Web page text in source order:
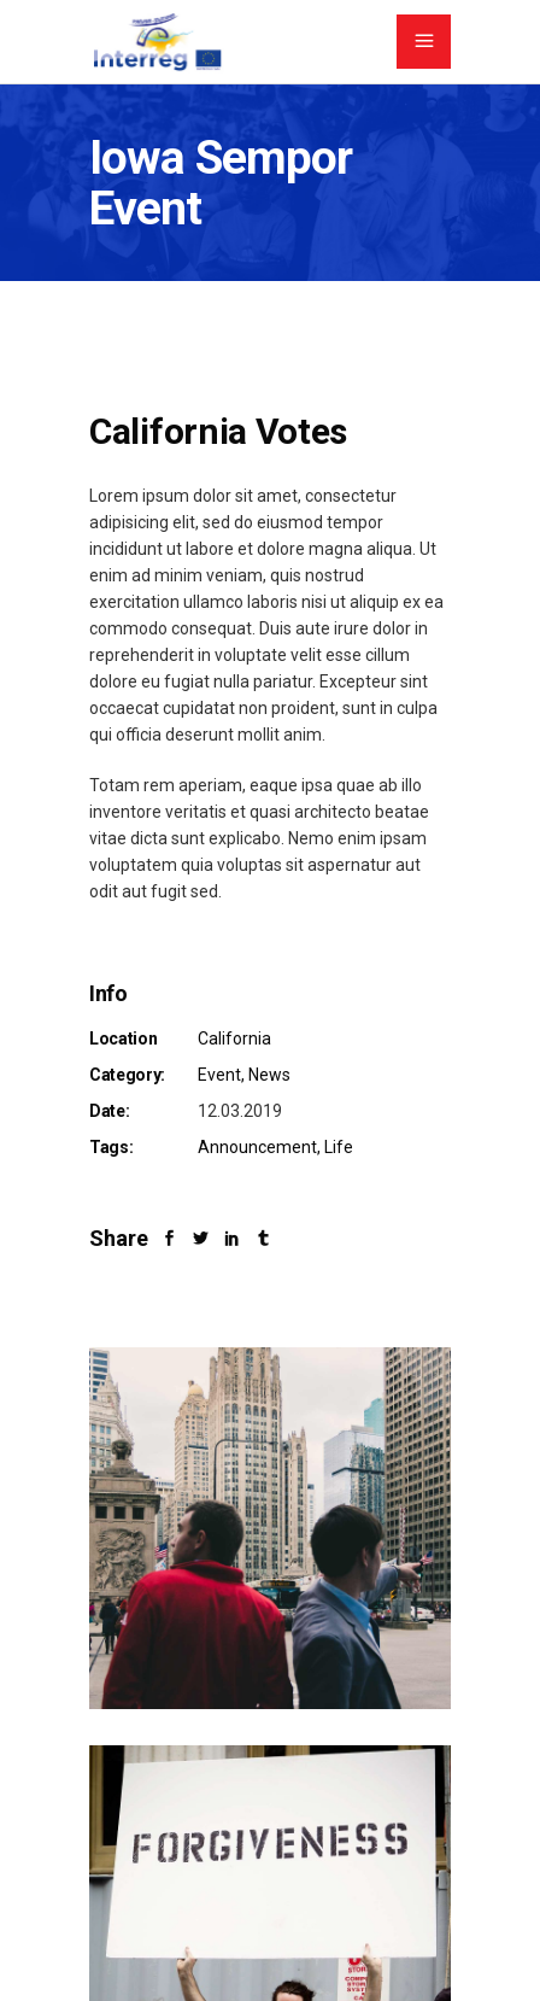
Iowa Sempor
Event
California Votes
Lorem ipsum dolor sit amet, consectetur
adipisicing elit, sed do eiusmod tempor
incididunt ut labore et dolore magna aliqua. Ut
enim ad minim veniam, quis nostrud
exercitation ullamco laboris nisi ut aliquip ex ea
commodo consequat. Duis aute irure dolor in
reprehenderit in voluptate velit esse cillum
dolore eu fugiat nulla pariatur. Excepteur sint
occaecat cupidatat non proident, sunt in culpa
qui officia deserunt mollit anim.
Totam rem aperiam, eaque ipsa quae ab illo
inventore veritatis et quasi architecto beatae
vitae dicta sunt explicabo. Nemo enim ipsam
voluptatem quia voluptas sit aspernatur aut
odit aut fugit sed.
Info
Location
California
Category:
Event News
Date:
12.03.2019
Tags:
Announcement Life
Share